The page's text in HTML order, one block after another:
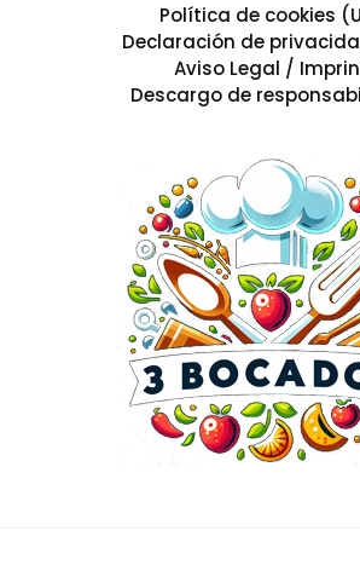
Política de cookies
Declaración de
Aviso Legal /
Descargo de